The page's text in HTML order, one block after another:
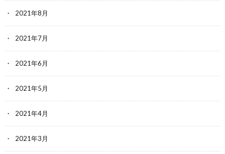
2021年8月
2021年7月
2021年6月
2021年5月
2021年4月
2021年3月